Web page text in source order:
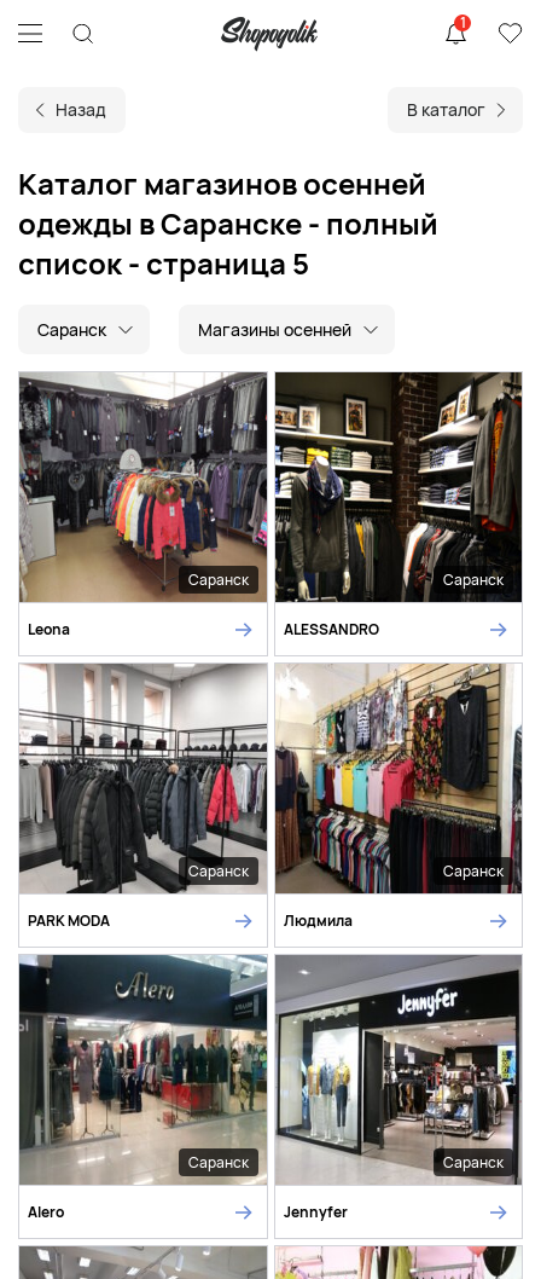
1
Назад В каталог
Каталог магазинов осенней
одежды в Саранске - полный
список - страница 5
Саранск Магазины осенней
Саранск
Leona
Саранск
ALESSANDRO
Саранск
PARK MODA
Саранск
Людмила
Саранск
Alero
Саранск
Jennyfer